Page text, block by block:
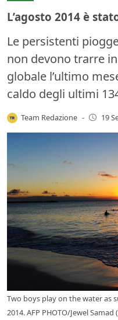
L’agosto 2014 è
Le persistenti
non devono trarre
globale l’ultimo
caldo degli ultimi
Team Redazione - 19
Two boys play on the water as
2014. AFP PHOTO/Jewel